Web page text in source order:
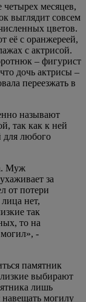
месяцев,
выглядит совсем
цветов.
её с оранжереей,
с актрисой.
– фигурист
дочь актрисы –
переезжать в
называют
так как к ней
для любого
Муж
за
от потери
нет,
так
то на
-
памятник
выбирают
лишь
навещать могилу